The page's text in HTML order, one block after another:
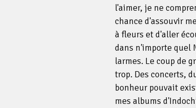
l'aimer, je ne
chance d'assouvir
à fleurs et d'aller
dans n'importe quel
larmes. Le coup de
trop. Des concerts,
bonheur pouvait
mes albums